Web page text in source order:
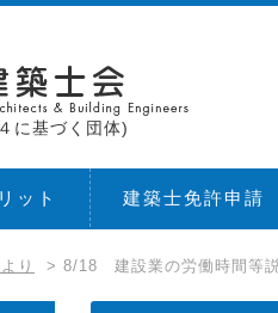
に基づく団体)
ット 建築士免許申請
り > 8/18 建設業の労働時間等説